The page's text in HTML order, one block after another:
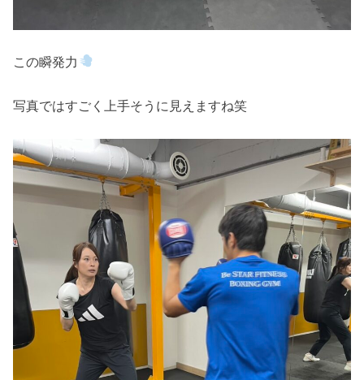
この瞬発力
写真ではすごく上手そうに見えますね笑